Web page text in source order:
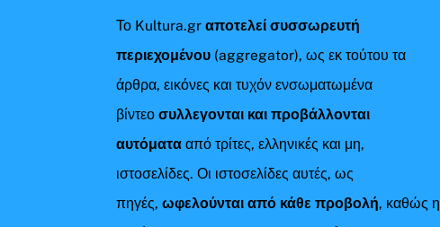
Το Kultura.grαποτελεί συσσωρευτή
περιεχομένου (aggregator), ως εκ τούτου τα
άρθρα, εικόνες και τυχόν ενσωματωμένα
βίντεοσυλλεγονται και προβάλλονται
αυτόματααπό τρίτες, ελληνικές και μη,
ιστοσελίδες. Οι ιστοσελίδες αυτές, ως
πηγές,ωφελούνται από κάθε προβολή, καθώς η